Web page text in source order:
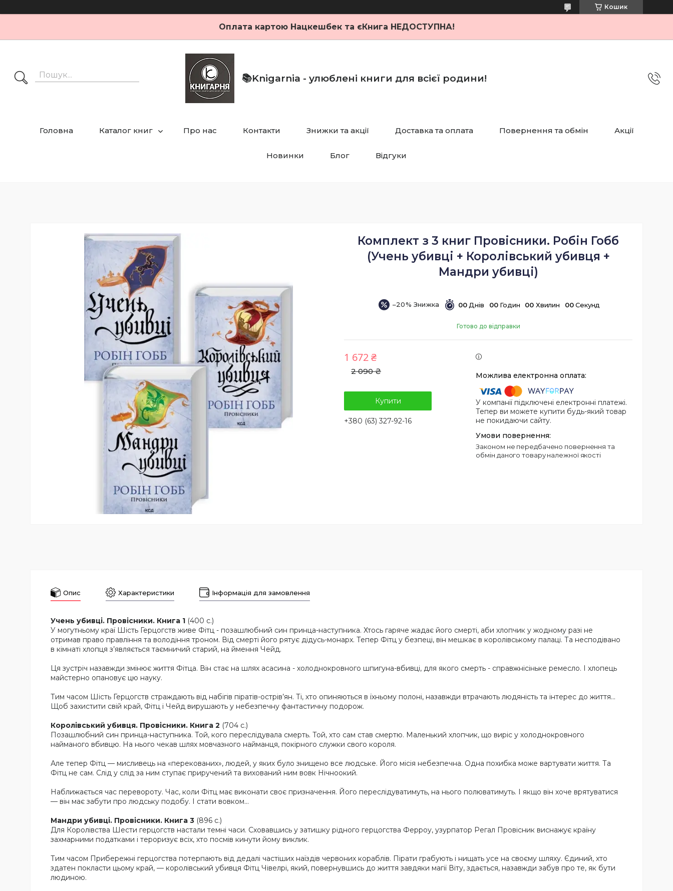
Кошик
Оплата картою Нацкешбек та єКнига НЕДОСТУПНА!
📚Knigarnia - улюблені книги для всієї родини!
Головна Каталог книг Про нас Контакти Знижки та акції Доставка та оплата Повернення та обмін Акції
Новинки Блог Відгуки
Комплект з 3 книг Провісники. Робін Гобб
(Учень убивці + Королівський убивця +
Мандри убивці)
–20% 00 Днів 00 Годин 00 Хвилин 00 Секунд
Готово до відправки
2 090 ₴
1 672 ₴
Купити
+380 (63) 327-92-16
У компанії підключені електронні платежі.
Тепер ви можете купити будь-який товар
не покидаючи сайту.
Законом не передбачено повернення та
обмін даного товару належної якості
Опис Характеристики Інформація для замовлення
Учень убивці. Провісники. Книга 1 (400 с.)
У могутньому краї Шість Герцогств живе Фітц - позашлюбний син принца-наступника. Хтось гаряче жадає його смерті, аби хлопчик у жодному разі не
отримав право правління та володіння троном. Від смерті його рятує дідусь-монарх. Тепер Фітц у безпеці, він мешкає в королівському палаці. Та несподівано
в кімнаті хлопця з’являється таємничий старий, на ймення Чейд.
Ця зустріч назавжди змінює життя Фітца. Він стає на шлях асасина - холоднокровного шпигуна-вбивці, для якого смерть - справжнісіньке ремесло. І хлопець
майстерно опановує цю науку.
Тим часом Шість Герцогств страждають від набігів піратів-острів’ян. Ті, хто опиняються в їхньому полоні, назавжди втрачають людяність та інтерес до життя...
Щоб захистити свій край, Фітц і Чейд вирушають у небезпечну фантастичну подорож.
Королівський убивця. Провісники. Книга 2 (704 с.)
Позашлюбний син принца-наступника. Той, кого переслідувала смерть. Той, хто сам став смертю. Маленький хлопчик, що виріс у холоднокровного
найманого вбивцю. На нього чекав шлях мовчазного найманця, покірного служки свого короля.
Але тепер Фітц — мисливець на «перекованих», людей, у яких було знищено все людське. Його місія небезпечна. Одна похибка може вартувати життя. Та
Фітц не сам. Слід у слід за ним ступає приручений та вихований ним вовк Нічноокий.
Наближається час перевороту. Час, коли Фітц має виконати своє призначення. Його переслідуватимуть, на нього полюватимуть. І якщо він хоче врятуватися
— він має забути про людську подобу. І стати вовком...
Мандри убивці. Провісники. Книга 3 (896 с.)
Для Королівства Шести герцогств настали темні часи. Сховавшись у затишку рідного герцогства Ферроу, узурпатор Регал Провісник виснажує країну
захмарними податками і тероризує всіх, хто посмів кинути йому виклик.
Тим часом Прибережні герцогства потерпають від дедалі частіших наїздів червоних кораблів. Пірати грабують і нищать усе на своєму шляху. Єдиний, хто
здатен покласти цьому край, — королівський убивця Фітц Чівелрі, який, повернувшись до життя завдяки магії Віту, здається, назавжди забув про те, як бути
людиною.